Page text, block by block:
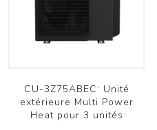
CU-3Z75ABEC: Unité
extérieure Multi Power
Heat pour 3 unités